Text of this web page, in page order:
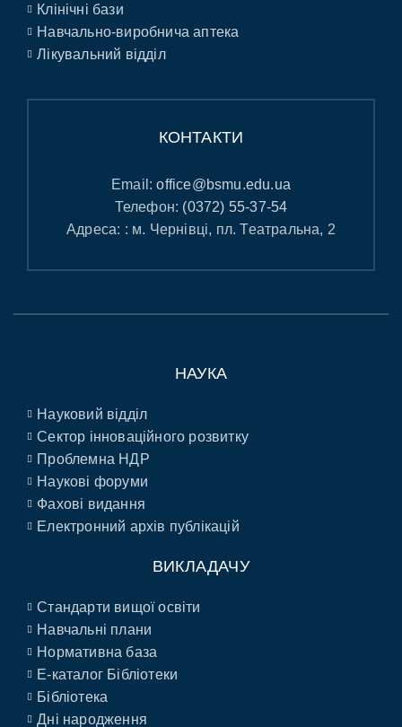
Клінічні бази
Навчально-виробнича аптека
Лікувальний відділ
КОНТАКТИ
Email:office@bsmu.edu.ua
Телефон: (0372) 55-37-54
Адреса: : м. Чернівці, пл. Театральна, 2
НАУКА
Науковий відділ
Сектор інноваційного розвитку
Проблемна НДР
Наукові форуми
Фахові видання
Електронний архів публікацій
ВИКЛАДАЧУ
Стандарти вищої освіти
Навчальні плани
Нормативна база
E-каталог Бібліотеки
Бібліотека
Дні народження